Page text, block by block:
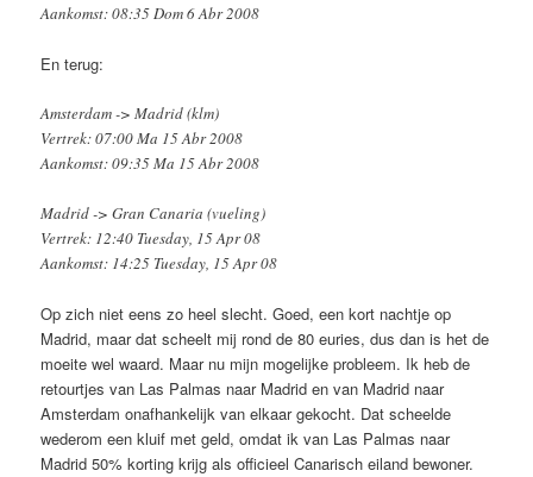
Aankomst: 08:35 Dom 6 Abr 2008
En terug:
Amsterdam -> Madrid (klm)
Vertrek: 07:00 Ma 15 Abr 2008
Aankomst: 09:35 Ma 15 Abr 2008
Madrid -> Gran Canaria (vueling)
Vertrek: 12:40 Tuesday, 15 Apr 08
Aankomst: 14:25 Tuesday, 15 Apr 08
Op zich niet eens zo heel slecht. Goed, een kort nachtje op
Madrid, maar dat scheelt mij rond de 80 euries, dus dan is het de
moeite wel waard. Maar nu mijn mogelijke probleem. Ik heb de
retourtjes van Las Palmas naar Madrid en van Madrid naar
Amsterdam onafhankelijk van elkaar gekocht. Dat scheelde
wederom een kluif met geld, omdat ik van Las Palmas naar
Madrid 50% korting krijg als officieel Canarisch eiland bewoner.